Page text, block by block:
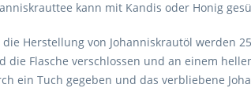
kann mit Kandis oder Honig
die Herstellung von Johanniskrautöl werden
die Flasche verschlossen und an einem
ein Tuch gegeben und das verbliebene